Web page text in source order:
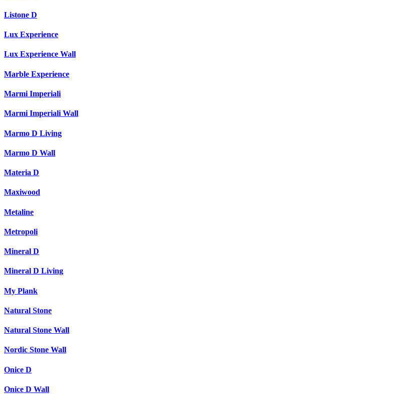
Listone D
Lux Experience
Lux Experience Wall
Marble Experience
Marmi Imperiali
Marmi Imperiali Wall
Marmo D Living
Marmo D Wall
Materia D
Maxiwood
Metaline
Metropoli
Mineral D
Mineral D Living
My Plank
Natural Stone
Natural Stone Wall
Nordic Stone Wall
Onice D
Onice D Wall